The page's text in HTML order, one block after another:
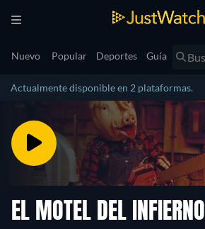
Nuevo Popular Deportes Guía
Actualmente disponible en 2 plataformas.
EL MOTEL DEL INFIERNO